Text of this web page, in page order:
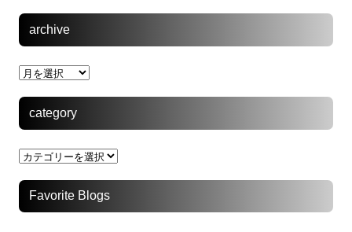
archive
archive
category
category
Favorite Blogs